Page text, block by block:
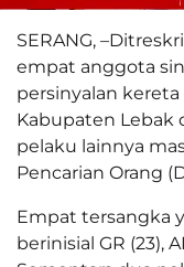
SERANG,
empat anggota
persinyalan
Kabupaten Lebak
pelaku lainnya
Pencarian Orang
Empat tersangka
berinisial GR (23),